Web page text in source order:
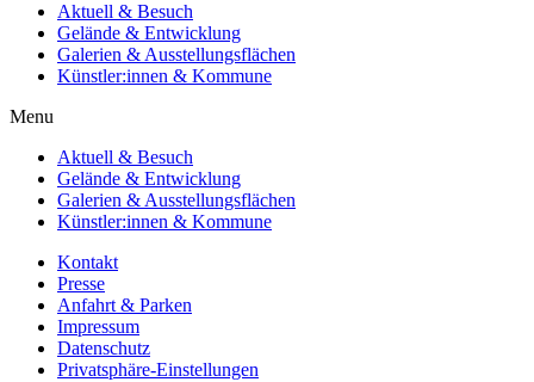
Aktuell & Besuch
Gelände & Entwicklung
Galerien & Ausstellungsflächen
Künstler:innen & Kommune
Menu
Aktuell & Besuch
Gelände & Entwicklung
Galerien & Ausstellungsflächen
Künstler:innen & Kommune
Kontakt
Presse
Anfahrt & Parken
Impressum
Datenschutz
Privatsphäre-Einstellungen